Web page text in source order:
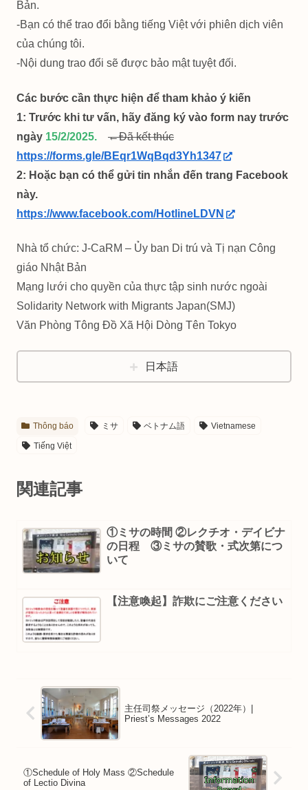
Bản.
-Bạn có thể trao đổi bằng tiếng Việt với phiên dịch viên
của chúng tôi.
-Nội dung trao đổi sẽ được bảo mật tuyệt đối.
Các bước cần thực hiện để tham khảo ý kiến
1: Trước khi tư vấn, hãy đăng ký vào form nay trước
ngày 15/2/2025.
←Đã kết thúc
https://forms.gle/BEqr1WqBqd3Yh1347
2: Hoặc bạn có thể gửi tin nhắn đến trang Facebook
này.
https://www.facebook.com/HotlineLDVN
Nhà tổ chức: J-CaRM – Ủy ban Di trú và Tị nạn Công
giáo Nhật Bản
Mạng lưới cho quyền của thực tập sinh nước ngoài
Solidarity Network with Migrants Japan(SMJ)
Văn Phòng Tông Đồ Xã Hội Dòng Tên Tokyo
日本語
Thông báo ミサ ベトナム語 Vietnamese
Tiếng Việt
関連記事
①ミサの時間 ②レクチオ・デイビナ
の日程 ③ミサの賛歌・式次第につ
いて
【注意喚起】詐欺にご注意ください
主任司祭メッセージ（2022年）|
Priest’s Messages 2022
①Schedule of Holy Mass ②Schedule
of Lectio Divina